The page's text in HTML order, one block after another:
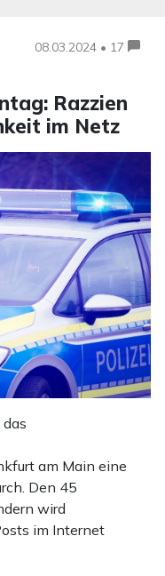
08.03.2024 • 17
Razzien
im Netz
am Main eine
Den 45
wird
im Internet